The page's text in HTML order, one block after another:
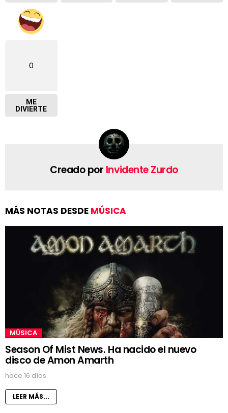
0
ME
DIVIERTE
Creado por Invidente Zurdo
MÁS NOTAS DESDE MÚSICA
MÚSICA
Season Of Mist News. Ha nacido el nuevo
disco de Amon Amarth
hace 16 días
LEER MÁS...